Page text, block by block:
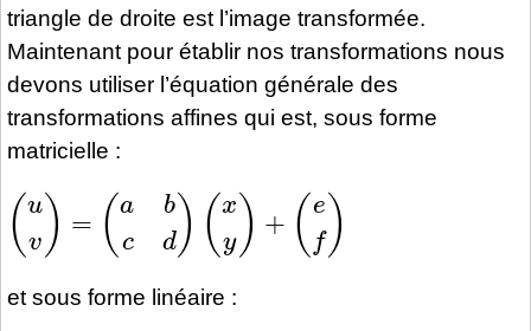
triangle de droite est l’image transformée.
Maintenant pour établir nos transformations nous
devons utiliser l’équation générale des
transformations affines qui est, sous forme
matricielle :
(uv)= bcd xy) +(ef)
et sous forme linéaire :